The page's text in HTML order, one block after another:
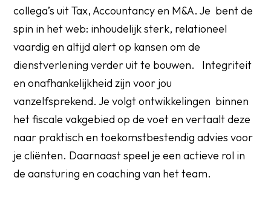
collega’s uit Tax, Accountancy en M&A. Je bent de
spin in het web: inhoudelijk sterk, relationeel
vaardig en altijd alert op kansen om de
dienstverlening verder uit te bouwen. Integriteit
en onafhankelijkheid zijn voor jou
vanzelfsprekend. Je volgt ontwikkelingen binnen
het fiscale vakgebied op de voet en vertaalt deze
naar praktisch en toekomstbestendig advies voor
je cliënten. Daarnaast speel je een actieve rol in
de aansturing en coaching van het team.